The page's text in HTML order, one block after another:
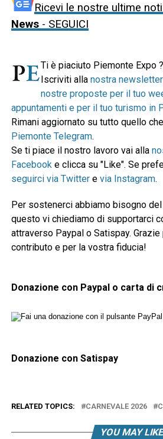
Ricevi le nostre ultime
News- SEGUICI
Ti è piaciuto Piemonte Expo ?
Iscriviti alla nostra
nostre proposte per il tuo
appuntamenti e per il tuo turismo in
Rimani aggiornato su tutto quello
Piemonte Telegram.
Se ti piace il nostro lavoro vai alla
Facebooke clicca su "Like". Se
seguirci via Twittere via Instagram.
Per sostenerci abbiamo bisogno
questo vi chiediamo di supportarci
attraverso Paypal o Satispay.
contributo e per la vostra fiducia!
Donazione con Paypal o carta di
Donazione con Satispay
RELATED TOPICS: CARNEVALE 2026
YOU MAY